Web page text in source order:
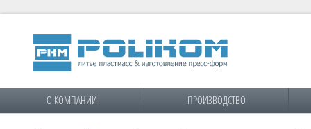
О КОМПАНИИ ПРОИЗВОДСТВО